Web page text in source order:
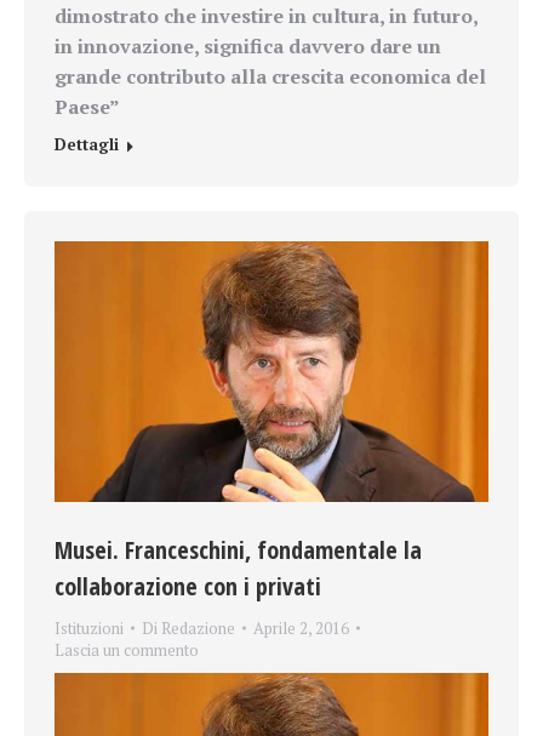
dimostrato che investire in cultura, in futuro,
in innovazione, significa davvero dare un
grande contributo alla crescita economica del
Paese”
Dettagli
Musei. Franceschini, fondamentale la
collaborazione con i privati
Istituzioni Di Redazione
Aprile 2, 2016
Lascia un commento